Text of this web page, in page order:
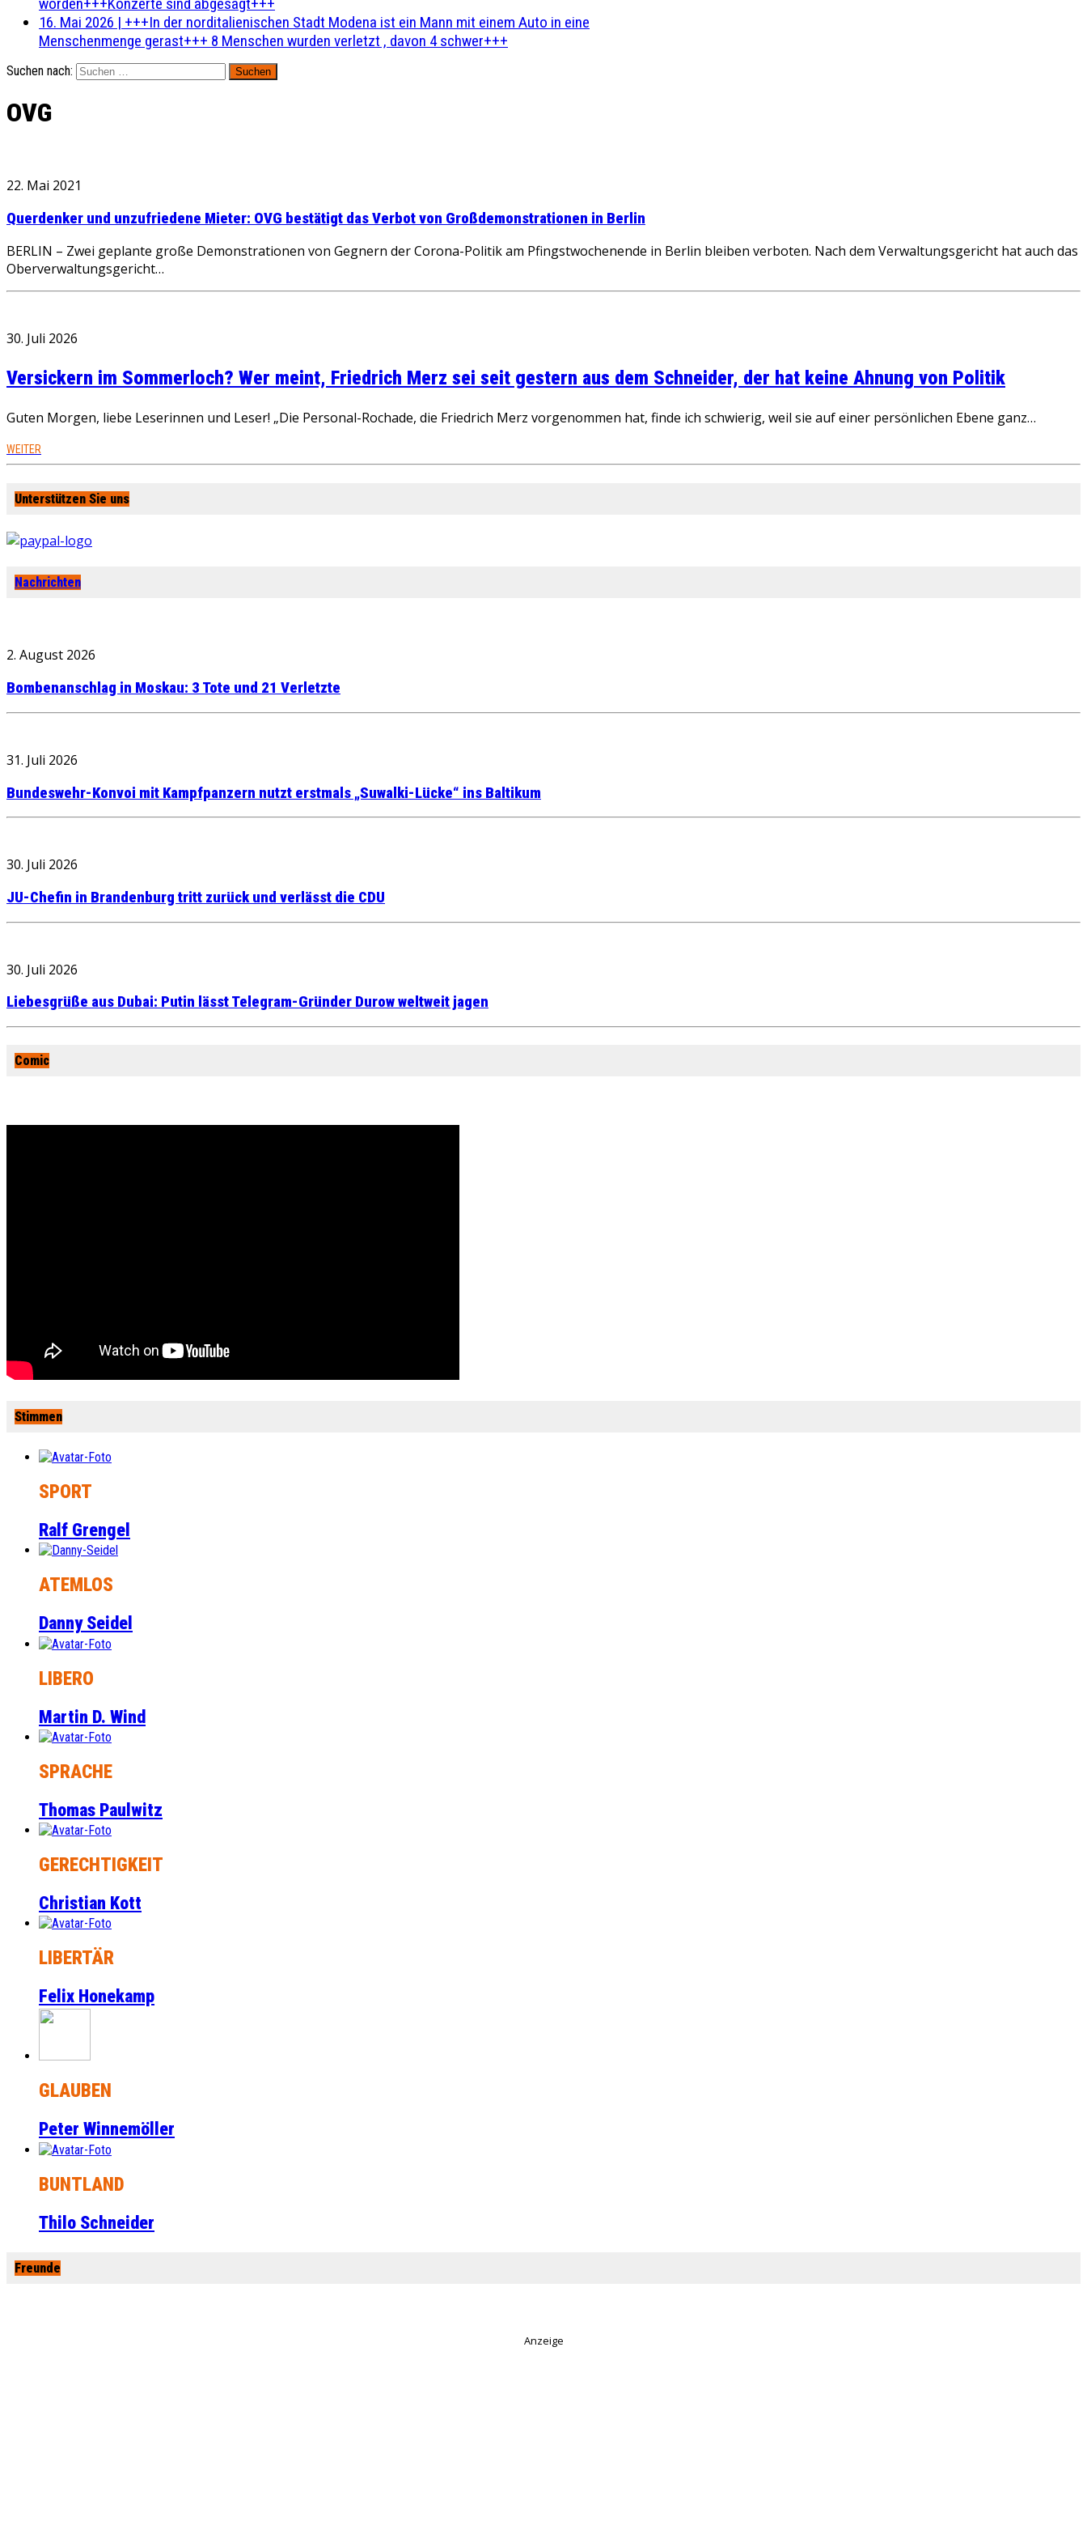
16. Mai 2026 | +++In der norditalienischen Stadt Modena ist ein Mann mit einem Auto in eine
Menschenmenge gerast+++ 8 Menschen wurden verletzt , davon 4 schwer+++
Suchen nach:
OVG
22. Mai 2021
Querdenker und unzufriedene Mieter: OVG bestätigt das Verbot von Großdemonstrationen in Berlin
BERLIN – Zwei geplante große Demonstrationen von Gegnern der Corona-Politik am Pfingstwochenende in Berlin bleiben verboten. Nach dem Verwaltungsgericht hat auch das
Oberverwaltungsgericht…
30. Juli 2026
Versickern im Sommerloch? Wer meint, Friedrich Merz sei seit gestern aus dem Schneider, der hat keine Ahnung von Politik
Guten Morgen, liebe Leserinnen und Leser! „Die Personal-Rochade, die Friedrich Merz vorgenommen hat, finde ich schwierig, weil sie auf einer persönlichen Ebene ganz…
WEITER
Unterstützen Sie uns
Nachrichten
2. August 2026
Bombenanschlag in Moskau: 3 Tote und 21 Verletzte
31. Juli 2026
Bundeswehr-Konvoi mit Kampfpanzern nutzt erstmals „Suwalki-Lücke“ ins Baltikum
30. Juli 2026
JU-Chefin in Brandenburg tritt zurück und verlässt die CDU
30. Juli 2026
Liebesgrüße aus Dubai: Putin lässt Telegram-Gründer Durow weltweit jagen
Comic
Stimmen
SPORT
Ralf Grengel
ATEMLOS
Danny Seidel
LIBERO
Martin D. Wind
SPRACHE
Thomas Paulwitz
GERECHTIGKEIT
Christian Kott
LIBERTÄR
Felix Honekamp
GLAUBEN
Peter Winnemöller
BUNTLAND
Thilo Schneider
Freunde
Anzeige